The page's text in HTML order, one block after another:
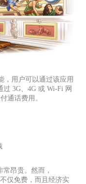
，用户可以通过该应用
3G、4G 或 Wi-Fi 网
通话费用。
昂贵。然而，
仅免费，而且经济实